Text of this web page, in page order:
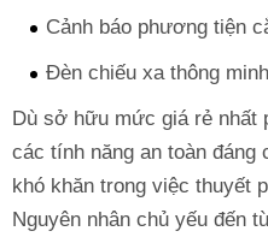
Cảnh báo phương tiện
Đèn chiếu xa thông
Dù sở hữu mức giá rẻ nhất
các tính năng an toàn đáng
khó khăn trong việc thuyết
Nguyên nhân chủ yếu đến